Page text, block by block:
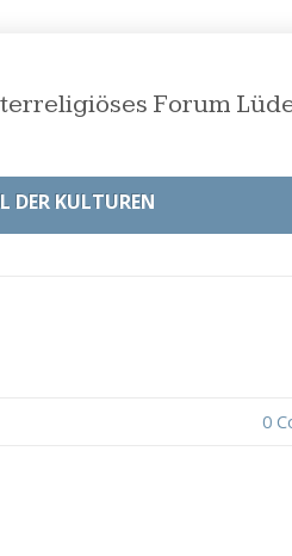
Forum
DER KULTUREN
0